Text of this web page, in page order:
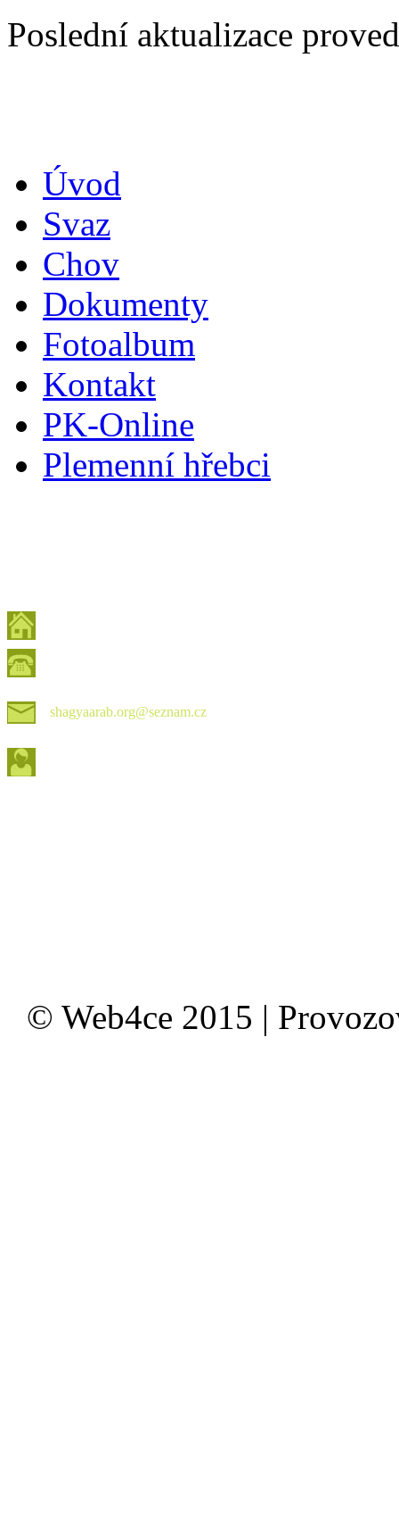
Poslední aktualizace
Úvod
Svaz
Chov
Dokumenty
Fotoalbum
Kontakt
PK-Online
Plemenní hřebci
shagyaarab.org@seznam.cz
© Web4ce 2015 |